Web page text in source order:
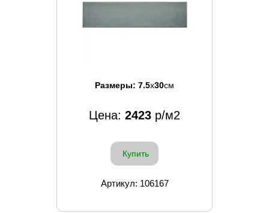
Размеры: 7.5x30см
Цена: 2423 р/м2
Купить
Артикул: 106167